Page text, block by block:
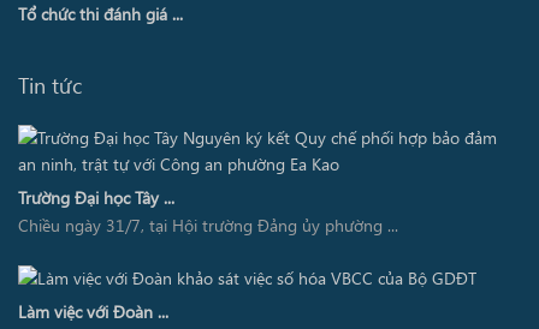
Tổ chức thi đánh giá ...
Tin tức
Trường Đại học Tây ...
Chiều ngày 31/7, tại Hội trường Đảng ủy phường ...
Làm việc với Đoàn ...